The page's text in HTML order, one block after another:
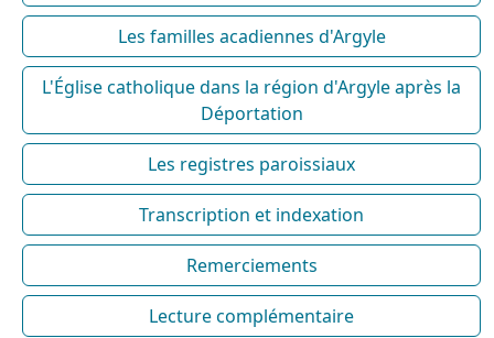
Les familles acadiennes d'Argyle
L'Église catholique dans la région d'Argyle après la
Déportation
Les registres paroissiaux
Transcription et indexation
Remerciements
Lecture complémentaire